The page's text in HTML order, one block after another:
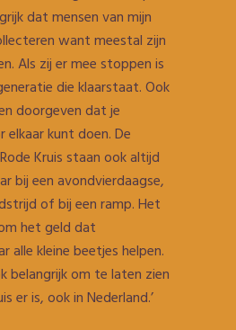
dat mensen van mijn
want meestal zijn
Als zij er mee stoppen is
die klaarstaat. Ook
doorgeven dat je
kunt doen. De
Kruis staan ook altijd
bij een avondvierdaagse,
of bij een ramp. Het
het geld dat
alle kleine beetjes helpen.
belangrijk om te laten zien
er is, ook in Nederland.’